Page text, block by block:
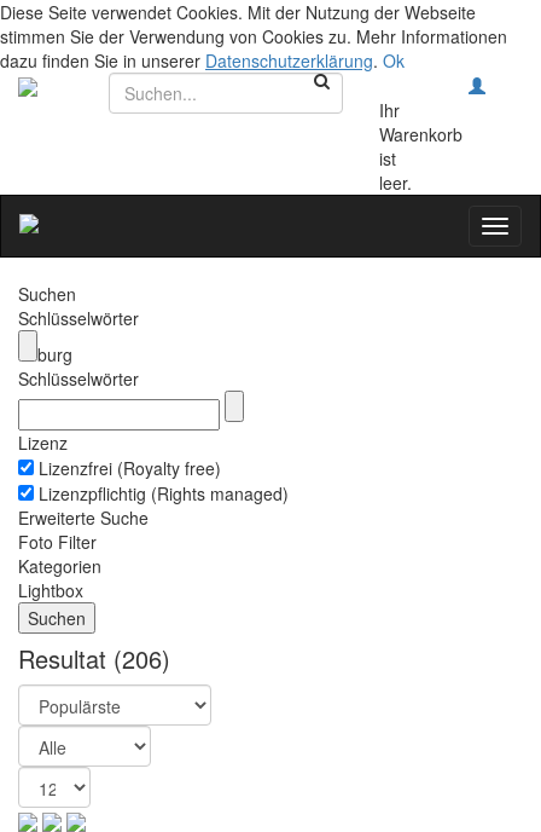
Diese Seite verwendet Cookies. Mit der Nutzung der Webseite
stimmen Sie der Verwendung von Cookies zu. Mehr Informationen
dazu finden Sie in unserer Datenschutzerklärung. Ok
Ihr
Warenkorb
ist
leer.
Suchen
Schlüsselwörter
burg
Schlüsselwörter
Lizenz
Lizenzfrei (Royalty free)
Lizenzpflichtig (Rights managed)
Erweiterte Suche
Foto Filter
Kategorien
Lightbox
Resultat (206)